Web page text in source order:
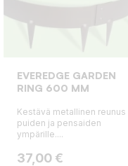
EVEREDGE GARDEN
RING 600 MM
Kestävä metallinen reunus
puiden ja pensaiden
ympärille....
Hinta
37,00 €